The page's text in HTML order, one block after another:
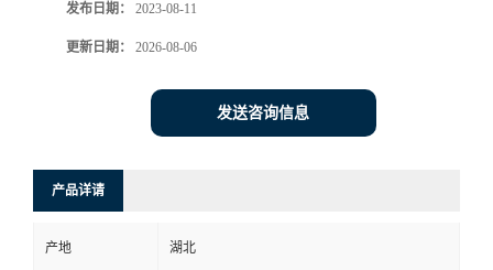
发布日期： 2023-08-11
更新日期： 2026-08-06
发送咨询信息
产品详请
产地 湖北